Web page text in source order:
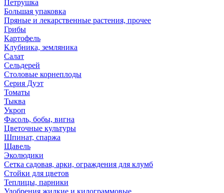
Петрушка
Большая упаковка
Пряные и лекарственные растения, прочее
Грибы
Картофель
Клубника, земляника
Салат
Сельдерей
Столовые корнеплоды
Серия Дуэт
Томаты
Тыква
Укроп
Фасоль, бобы, вигна
Цветочные культуры
Шпинат, спаржа
Щавель
Эколюдики
Сетка садовая, арки, ограждения для клумб
Стойки для цветов
Теплицы, парники
Удобрения жидкие и килограммовые